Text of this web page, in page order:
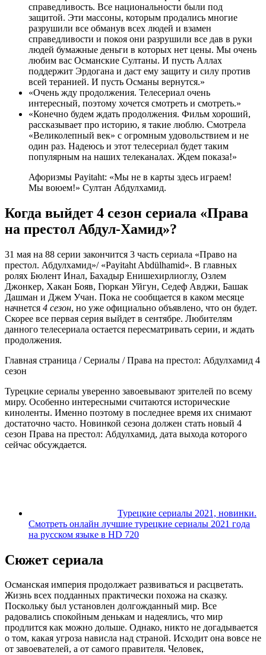
справедливость. Все национальности были под
защитой. Эти массоны, которым продались многие
разрушили все обманув всех людей и взамен
справедливости и покоя они разрушили все дав в руки
людей бумажные деньги в которых нет цены. Мы очень
любим вас Османские Султаны. И пусть Аллах
поддержит Эрдогана и даст ему защиту и силу против
всей теранией. И пусть Османы вернутся.»
«Очень жду продолжения. Телесериал очень
интересный, поэтому хочется смотреть и смотреть.»
«Конечно будем ждать продолжения. Фильм хороший,
рассказывает про историю, я такие люблю. Смотрела
«Великолепный век» с огромным удовольствием и не
один раз. Надеюсь и этот телесериал будет таким
популярным на наших телеканалах. Ждем показа!»
Афоризмы Payitaht: «Мы не в карты здесь играем!
Мы воюем!» Султан Абдулхамид.
Когда выйдет 4 сезон сериала «Права
на престол Абдул-Хамид»?
31 мая на 88 серии закончится 3 часть сериала «Право на
престол. Абдулхамид»/ «Payitaht Abdülhamid». В главных
ролях Бюлент Инал, Бахадыр Енишехирлиоглу, Озлем
Джонкер, Хакан Бояв, Гюркан Уйгун, Седеф Авджи, Башак
Дашман и Джем Учан. Пока не сообщается в каком месяце
начнется 4 сезон, но уже официально объявлено, что он будет.
Скорее все первая серия выйдет в сентябре. Любителям
данного телесериала остается пересматривать серии, и ждать
продолжения.
Главная страница / Сериалы / Права на престол: Абдулхамид 4
сезон
Турецкие сериалы уверенно завоевывают зрителей по всему
миру. Особенно интересными считаются исторические
киноленты. Именно поэтому в последнее время их снимают
достаточно часто. Новинкой сезона должен стать новый 4
сезон Права на престол: Абдулхамид, дата выхода которого
сейчас обсуждается.
Турецкие сериалы 2021, новинки.
Смотреть онлайн лучшие турецкие сериалы 2021 года
на русском языке в HD 720
Сюжет сериала
Османская империя продолжает развиваться и расцветать.
Жизнь всех подданных практически похожа на сказку.
Поскольку был установлен долгожданный мир. Все
радовались спокойным денькам и надеялись, что мир
продлится как можно дольше. Однако, никто не догадывается
о том, какая угроза нависла над страной. Исходит она вовсе не
от завоевателей, а от самого правителя. Человек,